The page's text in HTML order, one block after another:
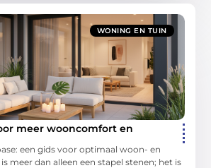
WONING EN TUIN
meer wooncomfort en
een gids voor optimaal woon- en
meer dan alleen een stapel stenen; het is